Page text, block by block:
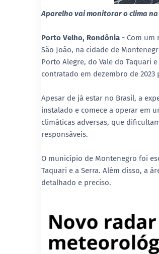
Aparelho vai monitorar o clima
Porto Velho, Rondônia - Com um
São João, na cidade de
Porto Alegre, do Vale do Taquari
contratado em dezembro de
Apesar de já estar no Brasil, a
instalado e comece a operar em
climáticas adversas, que
responsáveis.
O município de Montenegro foi
Taquari e a Serra. Além disso, a
detalhado e preciso.